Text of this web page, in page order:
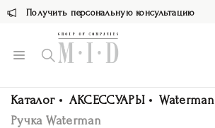
Получить персональную консультацию
Каталог АКСЕССУАРЫ
Waterman
Ручка Waterman